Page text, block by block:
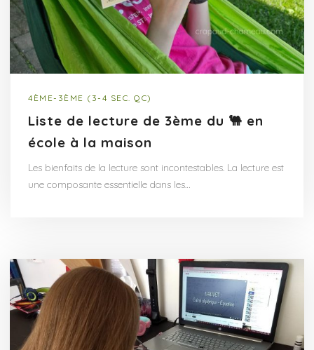
4ÈME-3ÈME (3-4 SEC. QC)
Liste de lecture de 3ème du 🐫 en
école à la maison
Les bienfaits de la lecture sont incontestables. La lecture est
une composante essentielle dans les…